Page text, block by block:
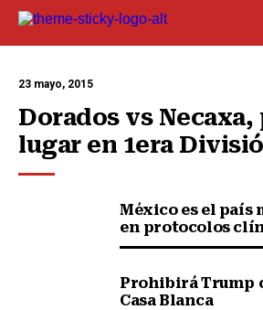
23 mayo, 2015
Dorados vs Necaxa,
lugar en 1era
México es el país
en protocolos
Prohibirá Trump
Casa Blanca